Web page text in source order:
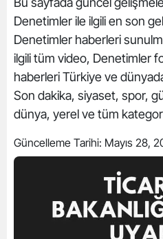
Denetimler ile ilgili en son
Denetimler haberleri
ilgili tüm video, Denetimler
haberleri Türkiye ve
Son dakika, siyaset, spor,
dünya, yerel ve tüm
Güncelleme Tarihi: Mayıs 28,